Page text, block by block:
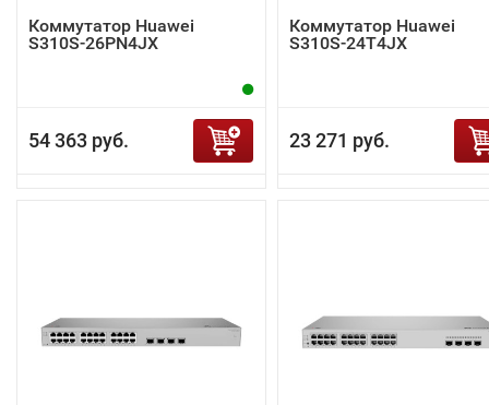
Коммутатор Huawei
S310S-26PN4JX
54 363 руб.
Коммутатор Huawei
S310S-24T4JX
23 271 руб.